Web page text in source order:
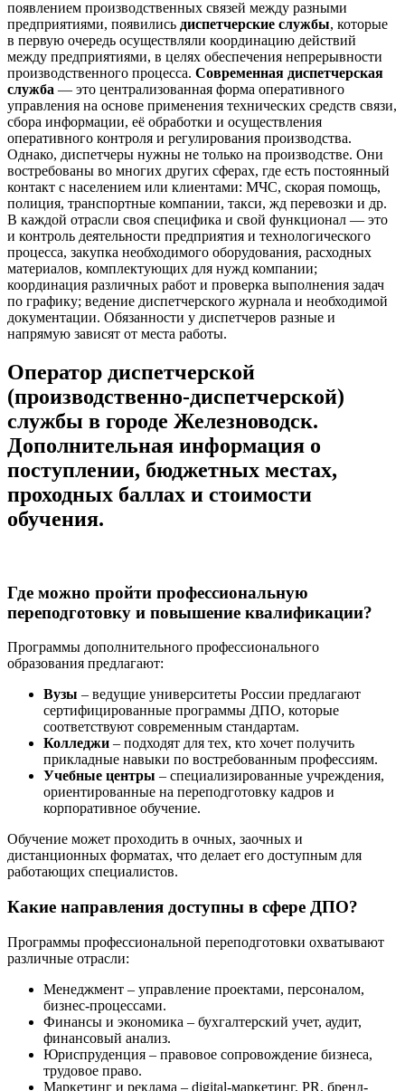
появлением производственных связей между разными
предприятиями, появились диспетчерские службы, которые
в первую очередь осуществляли координацию действий
между предприятиями, в целях обеспечения непрерывности
производственного процесса. Современная диспетчерская
служба — это централизованная форма оперативного
управления на основе применения технических средств связи,
сбора информации, её обработки и осуществления
оперативного контроля и регулирования производства.
Однако, диспетчеры нужны не только на производстве. Они
востребованы во многих других сферах, где есть постоянный
контакт с населением или клиентами: МЧС, скорая помощь,
полиция, транспортные компании, такси, жд перевозки и др.
В каждой отрасли своя специфика и свой функционал — это
и контроль деятельности предприятия и технологического
процесса, закупка необходимого оборудования, расходных
материалов, комплектующих для нужд компании;
координация различных работ и проверка выполнения задач
по графику; ведение диспетчерского журнала и необходимой
документации. Обязанности у диспетчеров разные и
напрямую зависят от места работы.
Оператор диспетчерской
(производственно-диспетчерской)
службы в городе Железноводск.
Дополнительная информация о
поступлении, бюджетных местах,
проходных баллах и стоимости
обучения.
Где можно пройти профессиональную
переподготовку и повышение квалификации?
Программы дополнительного профессионального
образования предлагают:
Вузы – ведущие университеты России предлагают
сертифицированные программы ДПО, которые
соответствуют современным стандартам.
Колледжи – подходят для тех, кто хочет получить
прикладные навыки по востребованным профессиям.
Учебные центры – специализированные учреждения,
ориентированные на переподготовку кадров и
корпоративное обучение.
Обучение может проходить в очных, заочных и
дистанционных форматах, что делает его доступным для
работающих специалистов.
Какие направления доступны в сфере ДПО?
Программы профессиональной переподготовки охватывают
различные отрасли:
Менеджмент – управление проектами, персоналом,
бизнес-процессами.
Финансы и экономика – бухгалтерский учет, аудит,
финансовый анализ.
Юриспруденция – правовое сопровождение бизнеса,
трудовое право.
Маркетинг и реклама – digital-маркетинг, PR, бренд-